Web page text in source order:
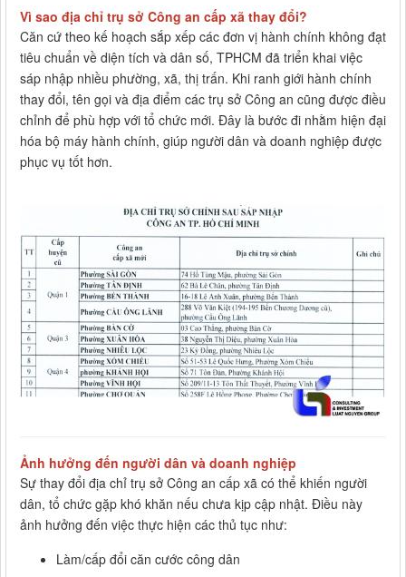
Vì sao địa chỉ trụ sở Công an cấp xã thay đổi?
Căn cứ theo kế hoạch sắp xếp các đơn vị hành chính không đạt
tiêu chuẩn về diện tích và dân số, TPHCM đã triển khai việc
sáp nhập nhiều phường, xã, thị trấn. Khi ranh giới hành chính
thay đổi, tên gọi và địa điểm các trụ sở Công an cũng được điều
chỉnh để phù hợp với tổ chức mới. Đây là bước đi nhằm hiện đại
hóa bộ máy hành chính, giúp người dân và doanh nghiệp được
phục vụ tốt hơn.
Ảnh hưởng đến người dân và doanh nghiệp
Sự thay đổi địa chỉ trụ sở Công an cấp xã có thể khiến người
dân, tổ chức gặp khó khăn nếu chưa kịp cập nhật. Điều này
ảnh hưởng đến việc thực hiện các thủ tục như:
Làm/cấp đổi căn cước công dân